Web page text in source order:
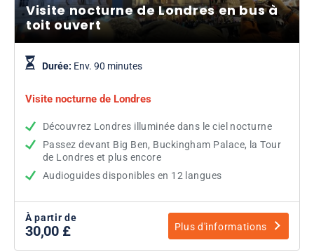
Visite nocturne de Londres en bus à
toit ouvert
Durée: Env. 90 minutes
Visite nocturne de Londres
Découvrez Londres illuminée dans le ciel nocturne
Passez devant Big Ben, Buckingham Palace, la Tour
de Londres et plus encore
Audioguides disponibles en 12 langues
À partir de
30,00 £ Plus d'informations